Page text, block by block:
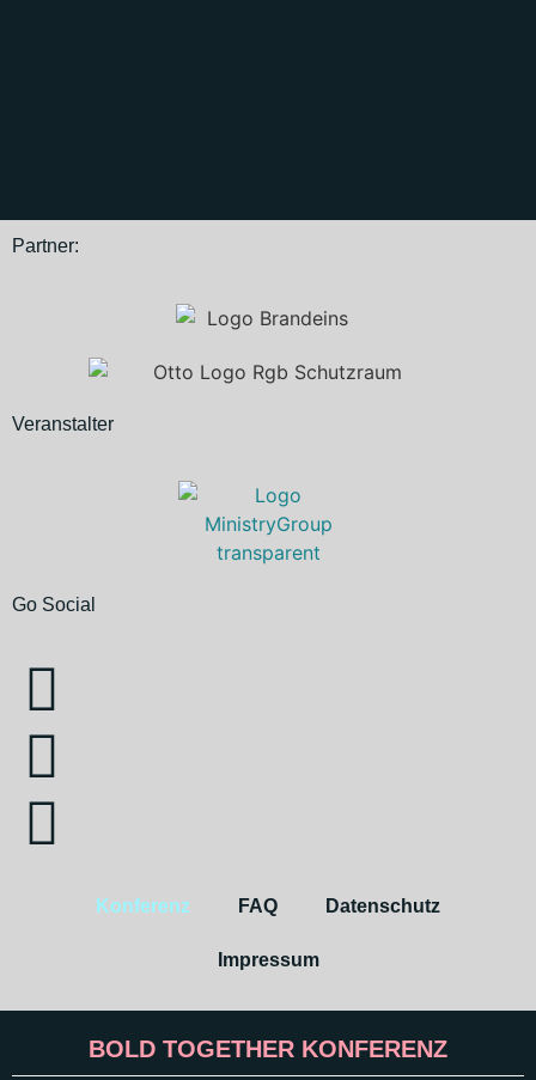
Partner:
Veranstalter
Go Social
Konferenz FAQ Datenschutz
Impressum
BOLD TOGETHER KONFERENZ